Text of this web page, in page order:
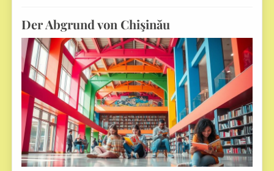
Der Abgrund von Chişinău